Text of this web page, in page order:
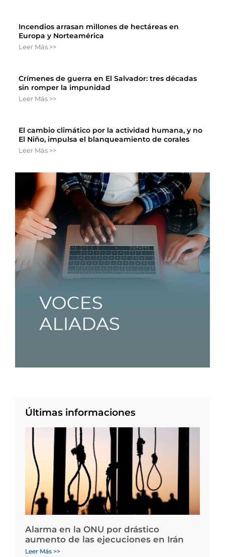
Incendios arrasan millones de hectáreas en
Europa y Norteamérica
Leer Más >>
Crímenes de guerra en El Salvador: tres décadas
sin romper la impunidad
Leer Más >>
El cambio climático por la actividad humana, y no
El Niño, impulsa el blanqueamiento de corales
Leer Más >>
Últimas informaciones
Alarma en la ONU por drástico
aumento de las ejecuciones en Irán
Leer Más >>